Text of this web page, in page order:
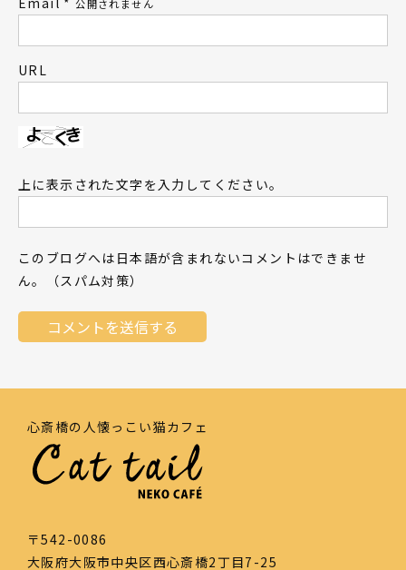
公開されません
URL
上に表示された文字を入力してください。
このブログへは日本語が含まれないコメントはできませ
ん。（スパム対策）
心斎橋の人懐っこい猫カフェ
〒542-0086
大阪府大阪市中央区西心斎橋2丁目7-25